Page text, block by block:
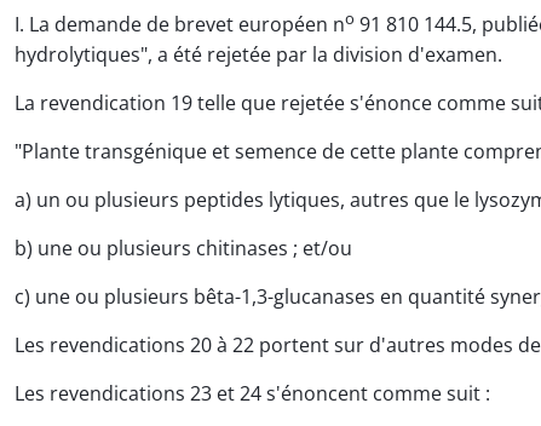
I. La demande de brevet européen no 91 810 144.5,
hydrolytiques", a été rejetée par la division d'examen.
La revendication 19 telle que rejetée s'énonce comme
"Plante transgénique et semence de cette plante
a) un ou plusieurs peptides lytiques, autres que le
b) une ou plusieurs chitinases ; et/ou
c) une ou plusieurs bêta-1,3-glucanases en quantité
Les revendications 20 à 22 portent sur d'autres modes
Les revendications 23 et 24 s'énoncent comme suit :